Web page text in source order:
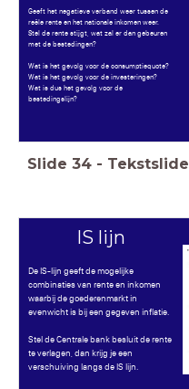
Geeft het negatieve verband weer tussen de
reële rente en het nationale inkomen weer.
Stel de rente stijgt, wat zal er dan gebeuren
met de bestedingen?
Wat is het gevolg voor de consumptiequote?
Wat is het gevolg voor de investeringen?
Wat is dus het gevolg voor de
bestedingslijn?
Slide 34 - Tekstslide
IS lijn
De IS-lijn geeft de mogelijke
combinaties van rente en inkomen
waarbij de goederenmarkt in
evenwicht is bij een gegeven inflatie.
Stel de Centrale bank besluit de rente
te verlagen, dan krijg je een
verschuiving langs de IS lijn.